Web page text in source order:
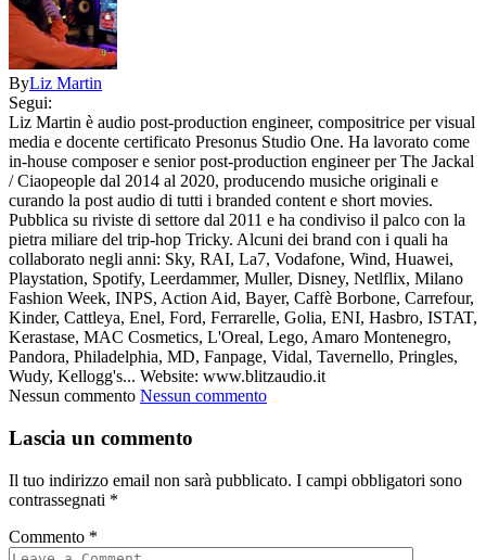
ByLiz Martin
Segui:
Liz Martin è audio post-production engineer, compositrice per visual
media e docente certificato Presonus Studio One. Ha lavorato come
in-house composer e senior post-production engineer per The Jackal
/ Ciaopeople dal 2014 al 2020, producendo musiche originali e
curando la post audio di tutti i branded content e short movies.
Pubblica su riviste di settore dal 2011 e ha condiviso il palco con la
pietra miliare del trip-hop Tricky. Alcuni dei brand con i quali ha
collaborato negli anni: Sky, RAI, La7, Vodafone, Wind, Huawei,
Playstation, Spotify, Leerdammer, Muller, Disney, Netlflix, Milano
Fashion Week, INPS, Action Aid, Bayer, Caffè Borbone, Carrefour,
Kinder, Cattleya, Enel, Ford, Ferrarelle, Golia, ENI, Hasbro, ISTAT,
Kerastase, MAC Cosmetics, L'Oreal, Lego, Amaro Montenegro,
Pandora, Philadelphia, MD, Fanpage, Vidal, Tavernello, Pringles,
Wudy, Kellogg's... Website: www.blitzaudio.it
Nessun commento Nessun commento
Lascia un commento
Il tuo indirizzo email non sarà pubblicato. I campi obbligatori sono
contrassegnati *
Commento *